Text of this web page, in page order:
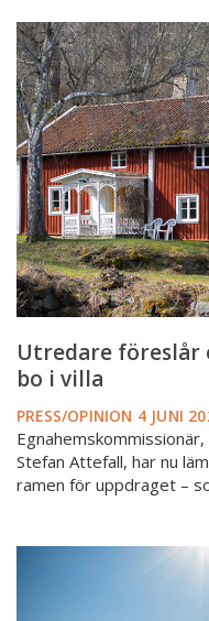
Utredare
föreslår
ekonomiskt
stöd
för
att
bo
villa
Utredare
bo i villa
PRESS/OPINION 4 JUNI
Stefan Attefall, har nu
ramen för uppdraget –
Riksdagen